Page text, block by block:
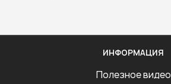
ИНФОРМАЦИЯ
Полезное видео